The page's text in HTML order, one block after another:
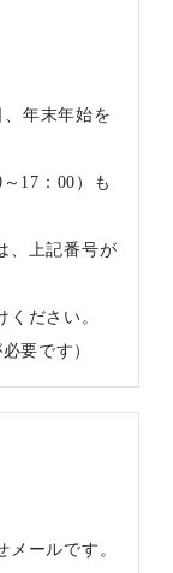
年末年始を
17：00）も
、上記番号が
ださい。
要です）
ールです。